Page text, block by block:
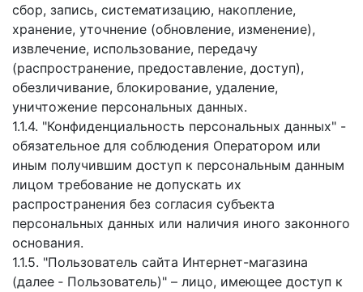
сбор, запись, систематизацию, накопление,
хранение, уточнение (обновление, изменение),
извлечение, использование, передачу
(распространение, предоставление, доступ),
обезличивание, блокирование, удаление,
уничтожение персональных данных.
1.1.4. "Конфиденциальность персональных данных" -
обязательное для соблюдения Оператором или
иным получившим доступ к персональным данным
лицом требование не допускать их
распространения без согласия субъекта
персональных данных или наличия иного законного
основания.
1.1.5. "Пользователь сайта Интернет-магазина
(далее ‑ Пользователь)" – лицо, имеющее доступ к